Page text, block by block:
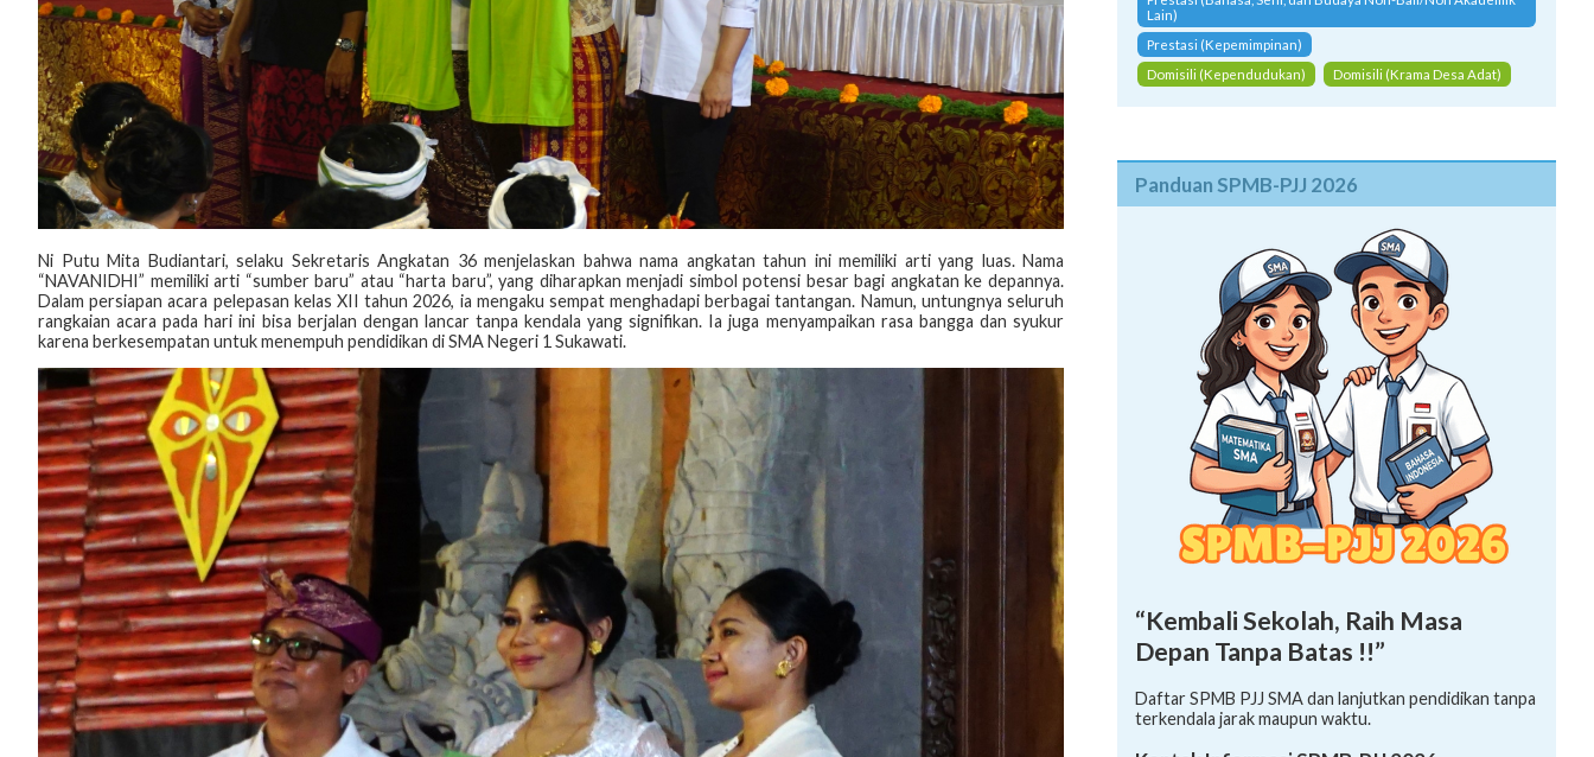
‎Ni Putu Mita Budiantari, selaku Sekretaris Angkatan 36 menjelaskan bahwa nama angkatan tahun ini memiliki arti yang luas. Nama
“NAVANIDHI” memiliki arti “sumber baru” atau “harta baru”, yang diharapkan menjadi simbol potensi besar bagi angkatan ke depannya.
Dalam persiapan acara pelepasan kelas XII tahun 2026, ia mengaku sempat menghadapi berbagai tantangan. Namun, untungnya seluruh
rangkaian acara pada hari ini bisa berjalan dengan lancar tanpa kendala yang signifikan. Ia juga menyampaikan rasa bangga dan syukur
karena berkesempatan untuk menempuh pendidikan di SMA Negeri 1 Sukawati.
Prestasi (Bahasa, Seni, dan Budaya Non-Bali/Non Akademik
Lain)
Prestasi (Kepemimpinan)
Domisili (Kependudukan)
Domisili (Krama Desa Adat)
Panduan SPMB-PJJ 2026
“Kembali Sekolah, Raih Masa
Depan Tanpa Batas !!”
Daftar SPMB PJJ SMA dan lanjutkan pendidikan tanpa
terkendala jarak maupun waktu.